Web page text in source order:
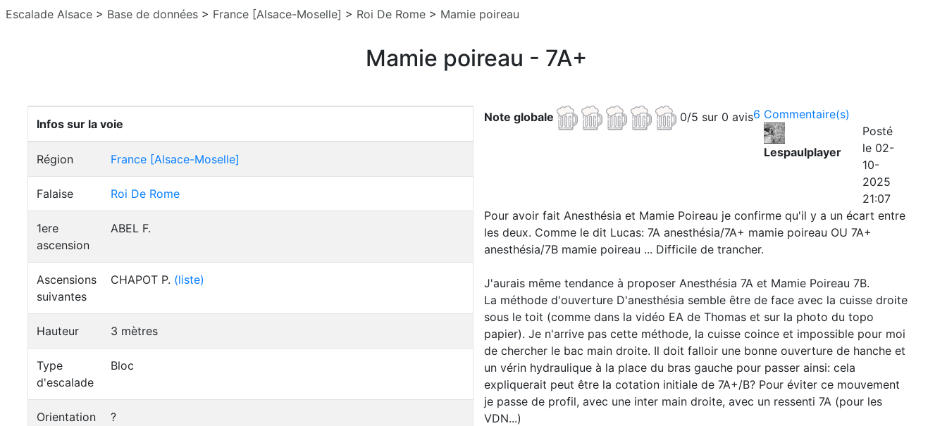
Escalade Alsace > Base de données > France [Alsace-Moselle] > Roi De Rome > Mamie poireau
Mamie poireau - 7A+
Infos sur la voie
Région France [Alsace-Moselle]
Falaise Roi De Rome
1ere
ascension
ABEL F.
Ascensions
suivantes
CHAPOT P. (liste)
Hauteur 3 mètres
Type
d'escalade
Bloc
Orientation ?
6 Commentaire(s)
Note globale 0/5 sur 0 avis
Lespaulplayer
Posté
le 02-
10-
2025
21:07
Pour avoir fait Anesthésia et Mamie Poireau je confirme qu'il y a un écart entre
les deux. Comme le dit Lucas: 7A anesthésia/7A+ mamie poireau OU 7A+
anesthésia/7B mamie poireau ... Difficile de trancher.
J'aurais même tendance à proposer Anesthésia 7A et Mamie Poireau 7B.
La méthode d'ouverture D'anesthésia semble être de face avec la cuisse droite
sous le toit (comme dans la vidéo EA de Thomas et sur la photo du topo
papier). Je n'arrive pas cette méthode, la cuisse coince et impossible pour moi
de chercher le bac main droite. Il doit falloir une bonne ouverture de hanche et
un vérin hydraulique à la place du bras gauche pour passer ainsi: cela
expliquerait peut être la cotation initiale de 7A+/B? Pour éviter ce mouvement
je passe de profil, avec une inter main droite, avec un ressenti 7A (pour les
VDN...)